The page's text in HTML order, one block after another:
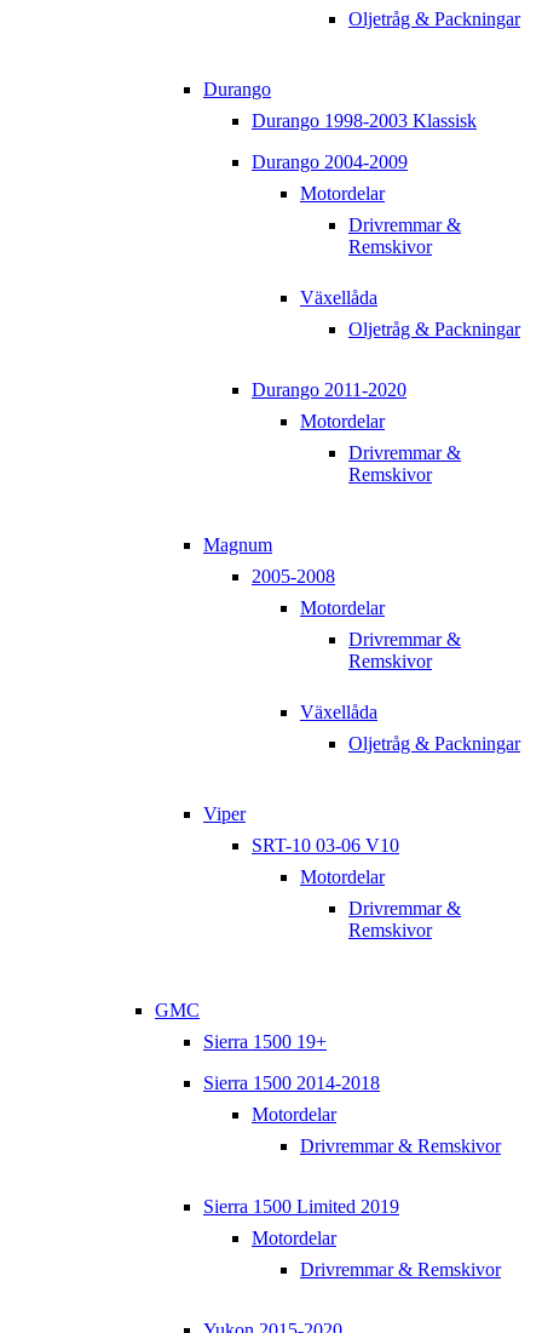
Oljetråg & Packningar
Durango
Durango 1998-2003 Klassisk
Durango 2004-2009
Motordelar
Drivremmar &
Remskivor
Växellåda
Oljetråg & Packningar
Durango 2011-2020
Motordelar
Drivremmar &
Remskivor
Magnum
2005-2008
Motordelar
Drivremmar &
Remskivor
Växellåda
Oljetråg & Packningar
Viper
SRT-10 03-06 V10
Motordelar
Drivremmar &
Remskivor
GMC
Sierra 1500 19+
Sierra 1500 2014-2018
Motordelar
Drivremmar & Remskivor
Sierra 1500 Limited 2019
Motordelar
Drivremmar & Remskivor